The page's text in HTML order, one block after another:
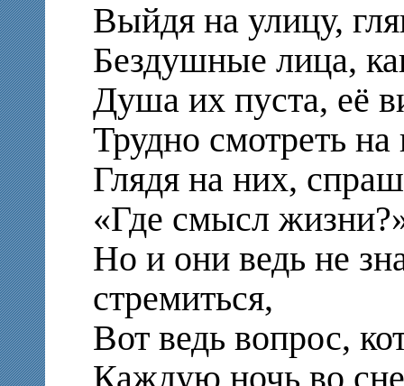
Выйдя на улицу,
Бездушные лица,
Душа их пуста, её
Трудно смотреть
Глядя на них,
«Где смысл
Но и они ведь не
стремиться,
Вот ведь вопрос,